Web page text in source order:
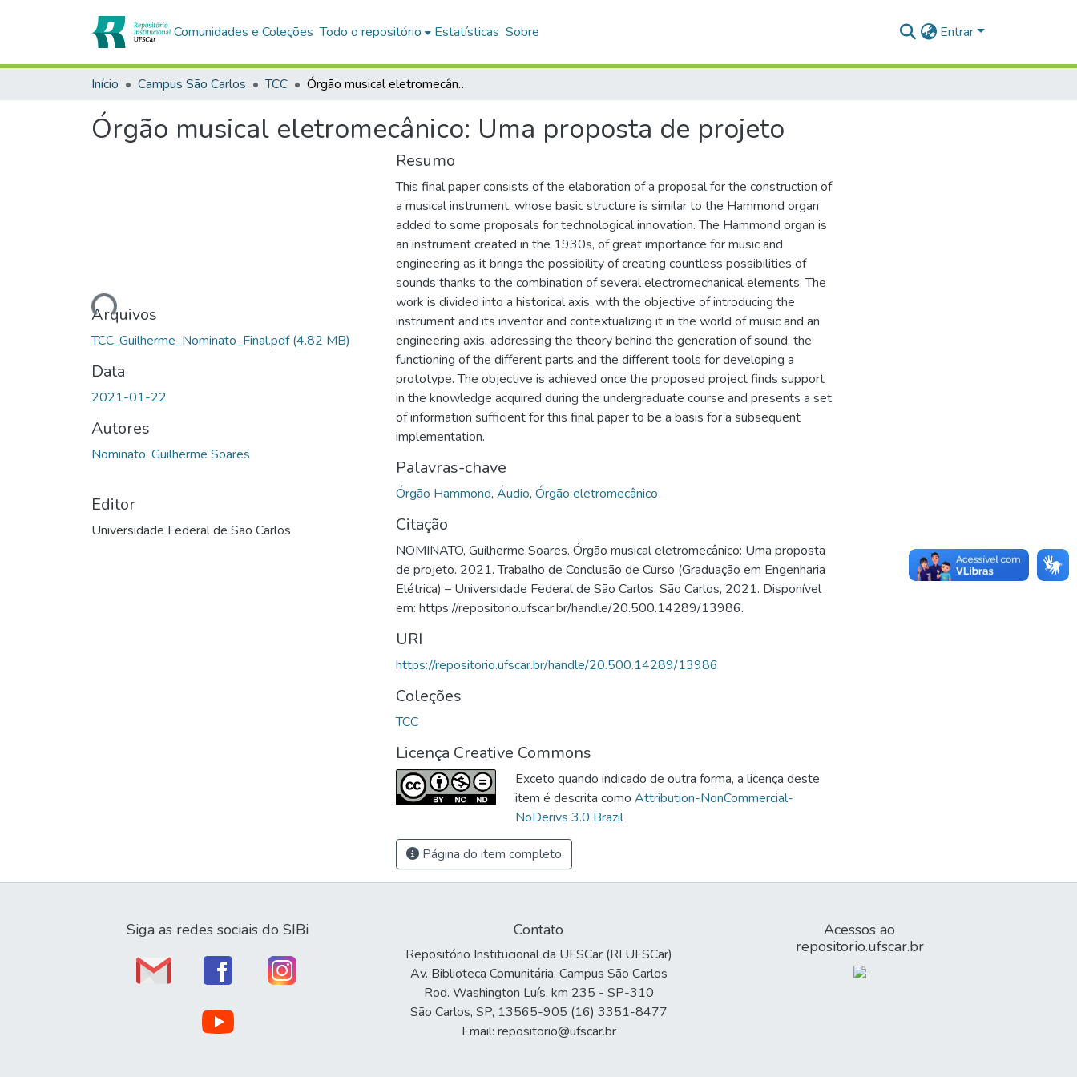
Comunidades e Coleções Todo o repositório Estatísticas Sobre Entrar
Início Campus São Carlos TCC Órgão musical eletromecânico: Uma proposta de projeto
Órgão musical eletromecânico: Uma proposta de projeto
Carregando...
Arquivos
TCC_Guilherme_Nominato_Final.pdf(4.82 MB)
Data
2021-01-22
Autores
Nominato, Guilherme Soares
Editor
Universidade Federal de São Carlos
Resumo
This final paper consists of the elaboration of a proposal for the construction of
a musical instrument, whose basic structure is similar to the Hammond organ
added to some proposals for technological innovation. The Hammond organ is
an instrument created in the 1930s, of great importance for music and
engineering as it brings the possibility of creating countless possibilities of
sounds thanks to the combination of several electromechanical elements. The
work is divided into a historical axis, with the objective of introducing the
instrument and its inventor and contextualizing it in the world of music and an
engineering axis, addressing the theory behind the generation of sound, the
functioning of the different parts and the different tools for developing a
prototype. The objective is achieved once the proposed project finds support
in the knowledge acquired during the undergraduate course and presents a set
of information sufficient for this final paper to be a basis for a subsequent
implementation.
Palavras-chave
Órgão Hammond, Áudio, Órgão eletromecânico
Citação
NOMINATO, Guilherme Soares. Órgão musical eletromecânico: Uma proposta
de projeto. 2021. Trabalho de Conclusão de Curso (Graduação em Engenharia
Elétrica) – Universidade Federal de São Carlos, São Carlos, 2021. Disponível
em: https://repositorio.ufscar.br/handle/20.500.14289/13986.
URI
https://repositorio.ufscar.br/handle/20.500.14289/13986
Coleções
TCC
Licença Creative Commons
Exceto quando indicado de outra forma, a licença deste
item é descrita como Attribution-NonCommercial-
NoDerivs 3.0 Brazil
Página do item completo
Siga as redes sociais do SIBi Contato
Repositório Institucional da UFSCar (RI UFSCar)
Av. Biblioteca Comunitária, Campus São Carlos
Rod. Washington Luís, km 235 - SP-310
São Carlos, SP, 13565-905 (16) 3351-8477
Email: repositorio@ufscar.br
Acessos ao
repositorio.ufscar.br